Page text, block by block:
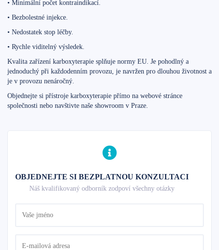
• Minimální počet kontraindikací.
• Bezbolestné injekce.
• Nedostatek stop léčby.
• Rychle viditelný výsledek.
Kvalita zařízení karboxyterapie splňuje normy EU. Je pohodlný a
jednoduchý při každodenním provozu, je navržen pro dlouhou životnost a
je v provozu nenáročný.
Objednejte si přístroje karboxyterapie přímo na webové stránce
společnosti nebo navštivte naše showroom v Praze.
OBJEDNEJTE SI BEZPLATNOU KONZULTACI
Náš kvalifikovaný odborník zodpoví všechny otázky